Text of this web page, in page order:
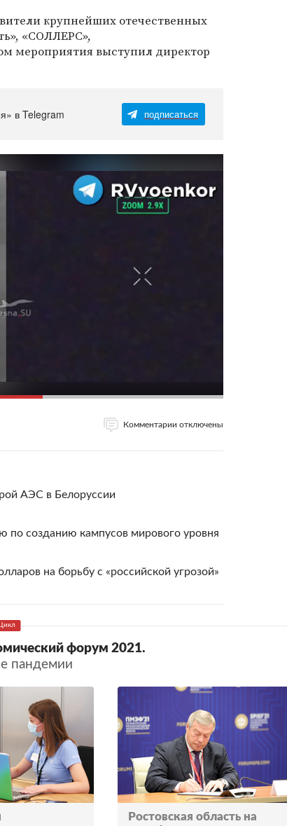
крупнейших отечественных
«СОЛЛЕРС»,
мероприятия выступил директор
в Telegram подписаться
Комментарии отключены
АЭС в Белоруссии
по созданию кампусов мирового уровня
на борьбу с «российской угрозой»
форум 2021.
пандемии
Ростовская область на